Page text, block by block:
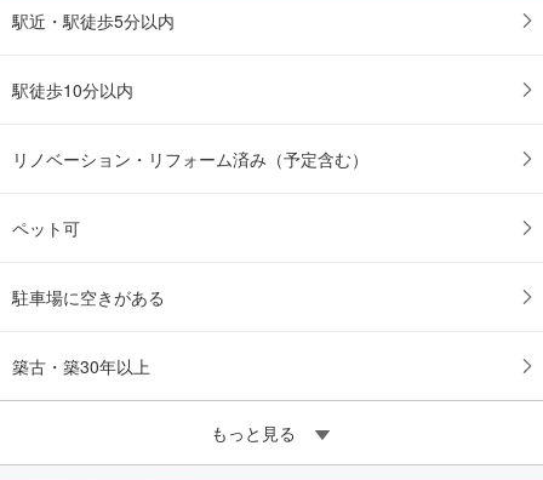
駅近・駅徒歩5分以内
駅徒歩10分以内
リノベーション・リフォーム済み（予定含む）
ペット可
駐車場に空きがある
築古・築30年以上
もっと見る